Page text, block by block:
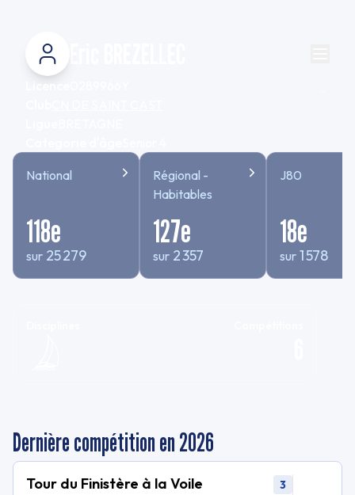
National
118e
sur 25 279
Régional -
Habitables
127e
sur 2 357
J80
18e
sur 1 578
Dernière compétition en 2026
Tour du Finistère à la Voile 3